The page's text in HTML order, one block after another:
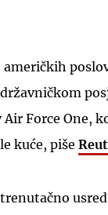
Force One,
kuće, piše
usred